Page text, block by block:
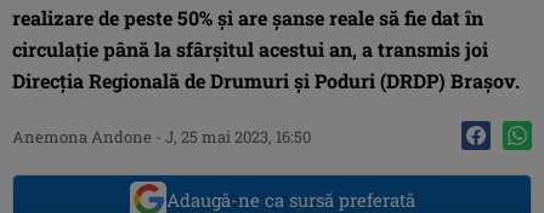
realizare de peste 50% și are șanse reale să fie dat în
circulație până la sfârșitul acestui an, a transmis joi
Direcția Regională de Drumuri și Poduri (DRDP) Brașov.
Anemona Andone - J, 25 mai 2023, 16:50
Adaugă-ne ca sursă preferată